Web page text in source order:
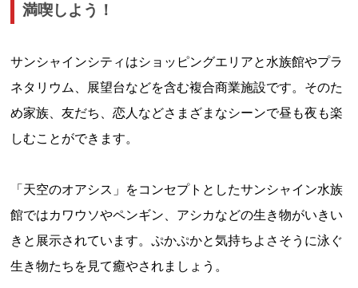
満喫しよう！
サンシャインシティはショッピングエリアと水族館やプラ
ネタリウム、展望台などを含む複合商業施設です。そのた
め家族、友だち、恋人などさまざまなシーンで昼も夜も楽
しむことができます。
「天空のオアシス」をコンセプトとしたサンシャイン水族
館ではカワウソやペンギン、アシカなどの生き物がいきい
きと展示されています。ぷかぷかと気持ちよさそうに泳ぐ
生き物たちを見て癒やされましょう。